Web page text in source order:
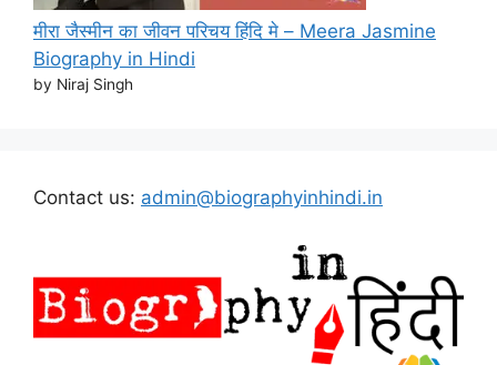
मीरा जैस्मीन का जीवन परिचय हिंदि मे – Meera Jasmine
Biography in Hindi
by Niraj Singh
Contact us: admin@biographyinhindi.in